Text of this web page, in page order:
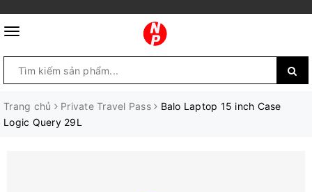
Trang chủ Private Travel Pass
Balo Laptop 15 inch Case
Logic Query 29L